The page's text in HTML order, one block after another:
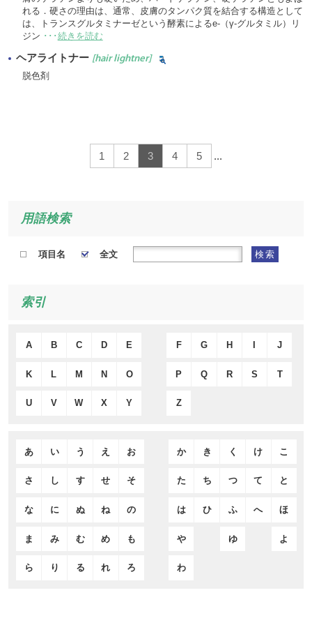
れる．硬さの理由は、通常、皮膚のタンパク質を結合する構造として
は、トランスグルタミナーゼという酵素によるe-（γ-グルタミル）リ
ジン ･･･ 続きを読む
ヘアライトナー [hair lightner]
脱色剤
1 2 3 4 5 ...
用語検索
項目名 全文 検索
索引
A B C D E F G H J
K L M N O P Q R S T
U V W X Y Z
あ い う え お か き く け こ
さ し す せ そ た ち つ て と
な に ぬ ね の は ひ ふ へ ほ
ま み む め も や ゆ よ
ら り る れ ろ わ